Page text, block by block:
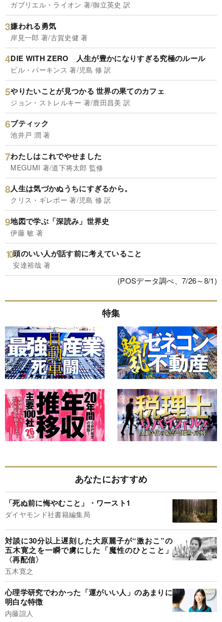
ガブリエル・ライオン 著/御立英史 訳
嫌われる勇気
岸見一郎 著/古賀史健 著
DIE WITH ZERO 人生が豊かになりすぎる究極のルール
ビル・パーキンス 著/児島 修 訳
やりたいことが見つかる 世界の果てのカフェ
ジョン・ストレルキー 著/鹿田昌美 訳
ブティック
池井戸 潤 著
わたしはこれでやせました
MEGUMI 著/道下将太郎 監修
人生は気づかぬうちにすぎるから。
クリス・ギレボー 著/児島 修 訳
地図で学ぶ「深読み」世界史
伊藤 敏 著
頭のいい人が話す前に考えていること
安達裕哉 著
(POSデータ調べ、7/26～8/1)
特集
あなたにおすすめ
「死ぬ前に悔やむこと」・ワースト1
ダイヤモンド社書籍編集局
対談に30分以上遅刻した大原麗子が“激おこ”の
五木寛之を一瞬で虜にした「魔性のひとこと」
〈再配信〉
五木寛之
心理学研究でわかった「運がいい人」のあまりに
明白な特徴
内藤誼人